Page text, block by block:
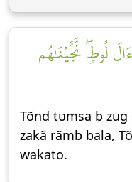
لُوطٖۖ نَّجَّيۡنَٰهُم
Tõnd tʋmsa b
zakã rãmb bala,
wakato.